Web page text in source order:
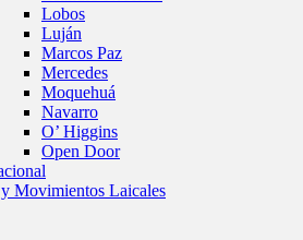
Lobos
Luján
Marcos Paz
Mercedes
Moquehuá
Navarro
O’ Higgins
Open Door
Movimientos Laicales